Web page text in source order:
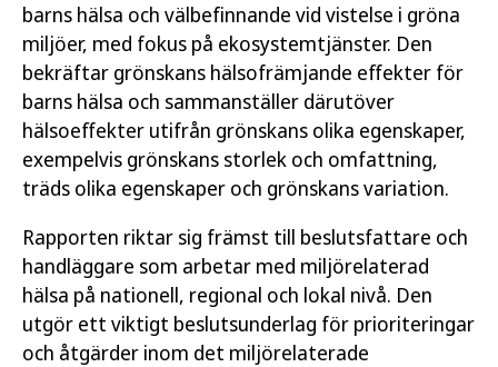
barns hälsa och välbefinnande vid vistelse i gröna
miljöer, med fokus på ekosystemtjänster. Den
bekräftar grönskans hälsofrämjande effekter för
barns hälsa och sammanställer därutöver
hälsoeffekter utifrån grönskans olika egenskaper,
exempelvis grönskans storlek och omfattning,
träds olika egenskaper och grönskans variation.
Rapporten riktar sig främst till beslutsfattare och
handläggare som arbetar med miljörelaterad
hälsa på nationell, regional och lokal nivå. Den
utgör ett viktigt beslutsunderlag för prioriteringar
och åtgärder inom det miljörelaterade